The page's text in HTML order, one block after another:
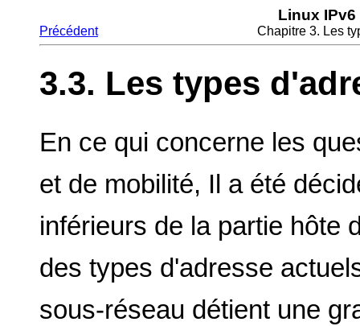
Linux IPv6
Précédent Chapitre 3. Les
3.3. Les types
En ce qui concerne les
et de mobilité, Il a été
inférieurs de la partie hôte
des types d'adresse
sous-réseau détient une